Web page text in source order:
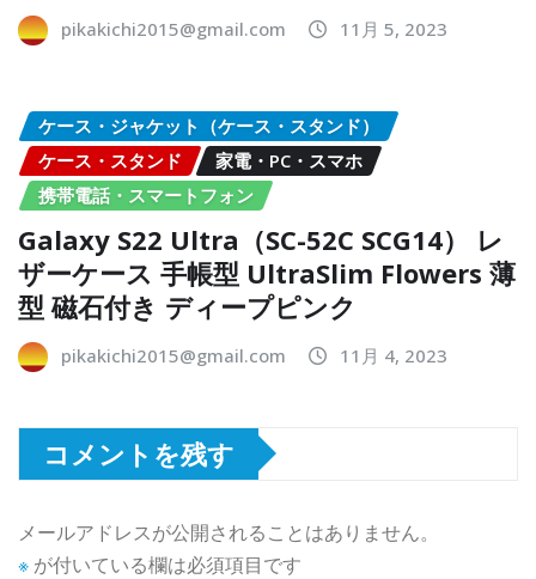
pikakichi2015@gmail.com 11月 5, 2023
ケース・ジャケット（ケース・スタンド）
ケース・スタンド
家電・PC・スマホ
携帯電話・スマートフォン
Galaxy S22 Ultra（SC-52C SCG14） レ
ザーケース 手帳型 UltraSlim Flowers 薄
型 磁石付き ディープピンク
pikakichi2015@gmail.com 11月 4, 2023
コメントを残す
メールアドレスが公開されることはありません。
※ が付いている欄は必須項目です